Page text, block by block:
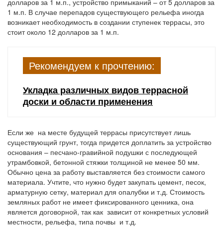
долларов за 1 м.п., устройство примыканий – от 5 долларов за
1 м.п. В случае перепадов существующего рельефа иногда
возникает необходимость в создании ступенек террасы, это
стоит около 12 долларов за 1 м.п.
Рекомендуем к прочтению:
Укладка различных видов террасной
доски и области применения
Если же на месте будущей террасы присутствует лишь
существующий грунт, тогда придется доплатить за устройство
основания – песчано-гравийной подушки с последующей
утрамбовкой, бетонной стяжки толщиной не менее 50 мм.
Обычно цена за работу выставляется без стоимости самого
материала. Учтите, что нужно будет закупать цемент, песок,
арматурную сетку, материал для опалубки и т.д. Стоимость
земляных работ не имеет фиксированного ценника, она
является договорной, так как зависит от конкретных условий
местности, рельефа, типа почвы и т.д.